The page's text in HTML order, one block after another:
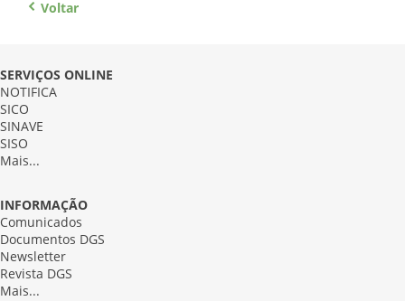
Voltar
SERVIÇOS ONLINE
NOTIFICA
SICO
SINAVE
SISO
Mais...
INFORMAÇÃO
Comunicados
Documentos DGS
Newsletter
Revista DGS
Mais...